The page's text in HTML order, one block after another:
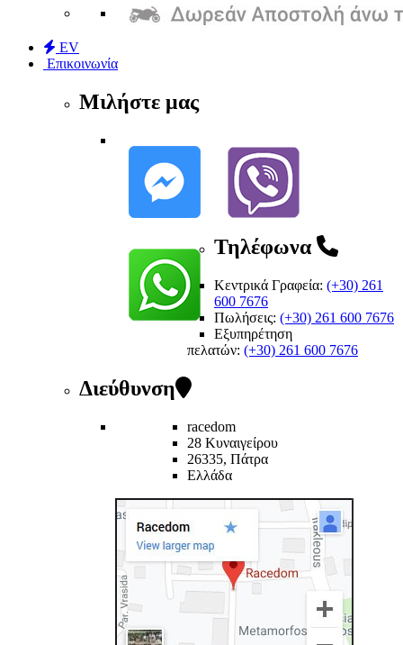
EV
Επικοινωνία
Μιλήστε μας
Τηλέφωνα
Κεντρικά Γραφεία: (+30) 261
600 7676
Πωλήσεις: (+30) 261 600 7676
Εξυπηρέτηση
πελατών: (+30) 261 600 7676
Διεύθυνση
racedom
28 Κυναιγείρου
26335, Πάτρα
Ελλάδα